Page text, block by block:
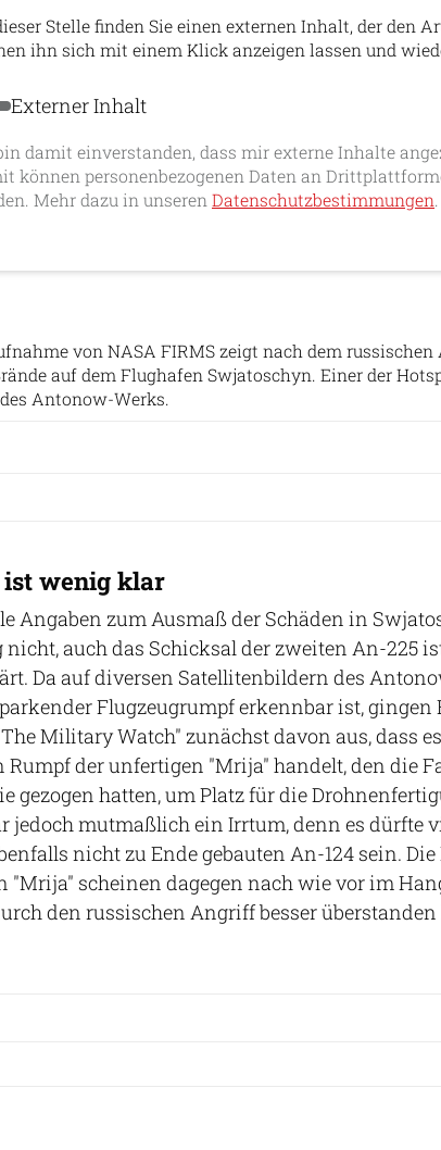
Stelle finden Sie einen externen Inhalt, der den
ihn sich mit einem Klick anzeigen lassen und
Inhalt erlauben
Externer Inhalt
damit einverstanden, dass mir externe Inhalte
können personenbezogenen Daten an
Mehr dazu in unseren Datenschutzbestimmungen.
von NASA FIRMS zeigt nach dem
auf dem Flughafen Swjatoschyn. Einer der
Antonow-Werks.
ist wenig klar
Angaben zum Ausmaß der Schäden in
nicht, auch das Schicksal der zweiten An-225
Da auf diversen Satellitenbildern des
Flugzeugrumpf erkennbar ist, gingen
Military Watch" zunächst davon aus, dass
Rumpf der unfertigen "Mrija" handelt, den die
gezogen hatten, um Platz für die
jedoch mutmaßlich ein Irrtum, denn es dürfte
nicht zu Ende gebauten An-124 sein.
"Mrija" scheinen dagegen nach wie vor im
den russischen Angriff besser überstanden